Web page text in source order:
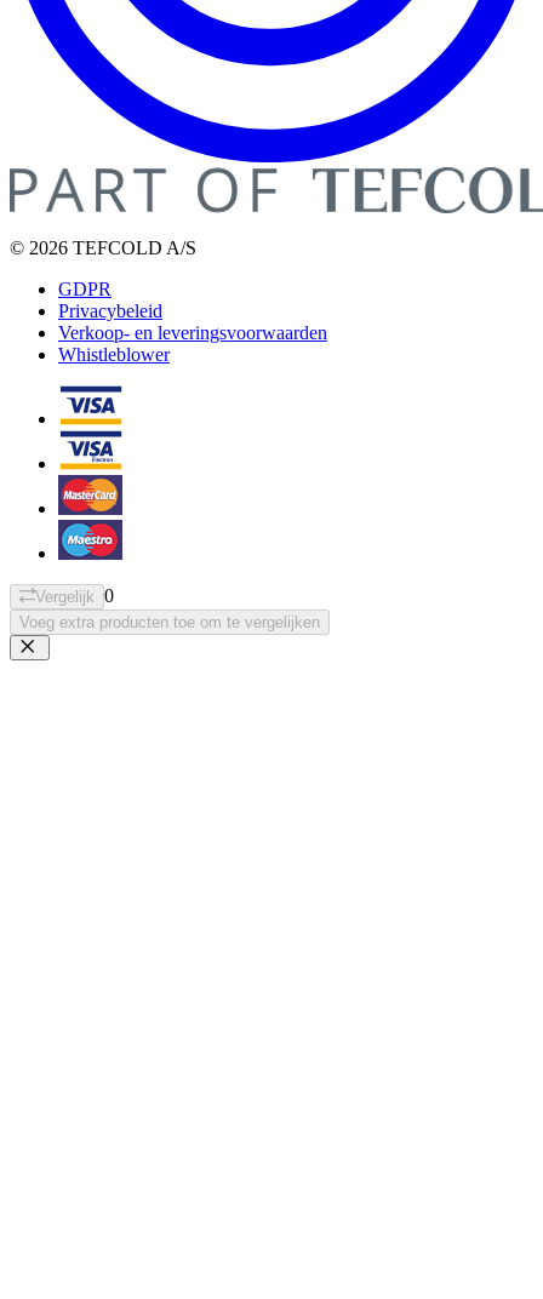
© 2026 TEFCOLD A/S
GDPR
Privacybeleid
Verkoop- en leveringsvoorwaarden
Whistleblower
Vergelijk 0
Voeg extra producten toe om te vergelijken